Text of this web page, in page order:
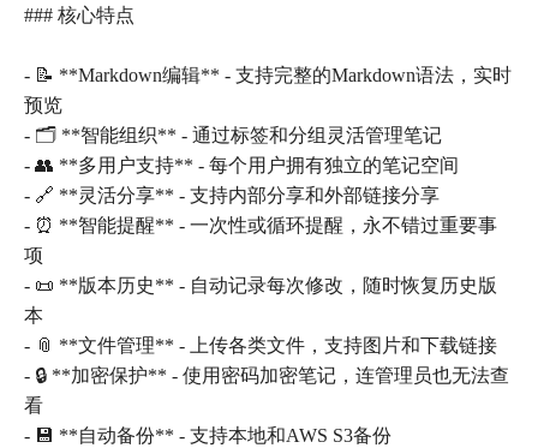
### 核心特点
- 📝 **Markdown编辑** - 支持完整的Markdown语法，实时
预览
- 🗂️ **智能组织** - 通过标签和分组灵活管理笔记
- 👥 **多用户支持** - 每个用户拥有独立的笔记空间
- 🔗 **灵活分享** - 支持内部分享和外部链接分享
- ⏰ **智能提醒** - 一次性或循环提醒，永不错过重要事
项
- 📜 **版本历史** - 自动记录每次修改，随时恢复历史版
本
- 📎 **文件管理** - 上传各类文件，支持图片和下载链接
- 🔒 **加密保护** - 使用密码加密笔记，连管理员也无法查
看
- 💾 **自动备份** - 支持本地和AWS S3备份